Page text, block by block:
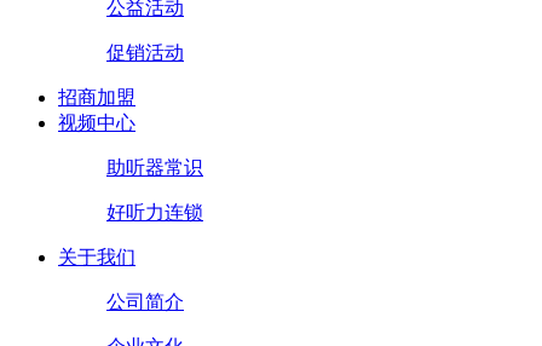
公益活动
促销活动
招商加盟
视频中心
助听器常识
好听力连锁
关于我们
公司简介